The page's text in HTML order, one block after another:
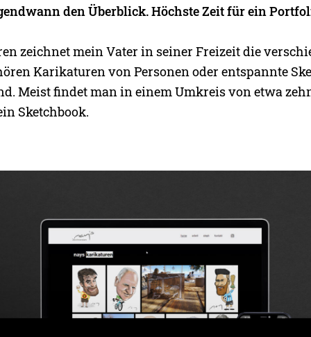
den Überblick. Höchste Zeit für ein
zeichnet mein Vater in seiner Freizeit die
Karikaturen von Personen oder entspannte
Meist findet man in einem Umkreis von etwa
Sketchbook.